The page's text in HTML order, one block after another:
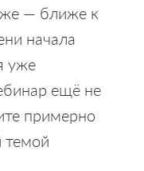
— ближе к
начала
уже
ещё не
примерно
темой